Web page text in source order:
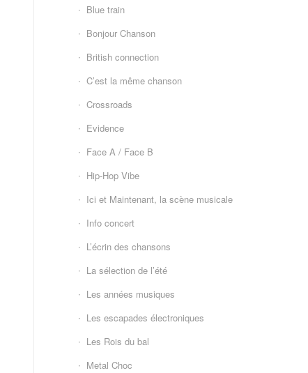
Blue train
Bonjour Chanson
British connection
C’est la même chanson
Crossroads
Evidence
Face A / Face B
Hip-Hop Vibe
Ici et Maintenant, la scène musicale
Info concert
L’écrin des chansons
La sélection de l’été
Les années musiques
Les escapades électroniques
Les Rois du bal
Metal Choc